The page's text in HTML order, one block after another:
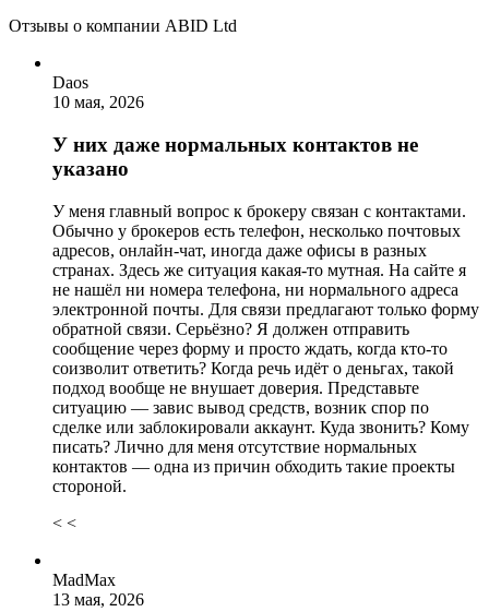
Отзывы о компании ABID Ltd
Daos
10 мая, 2026
У них даже нормальных контактов не
указано
У меня главный вопрос к брокеру связан с контактами.
Обычно у брокеров есть телефон, несколько почтовых
адресов, онлайн-чат, иногда даже офисы в разных
странах. Здесь же ситуация какая-то мутная. На сайте я
не нашёл ни номера телефона, ни нормального адреса
электронной почты. Для связи предлагают только форму
обратной связи. Серьёзно? Я должен отправить
сообщение через форму и просто ждать, когда кто-то
соизволит ответить? Когда речь идёт о деньгах, такой
подход вообще не внушает доверия. Представьте
ситуацию — завис вывод средств, возник спор по
сделке или заблокировали аккаунт. Куда звонить? Кому
писать? Лично для меня отсутствие нормальных
контактов — одна из причин обходить такие проекты
стороной.
< <
MadMax
13 мая, 2026